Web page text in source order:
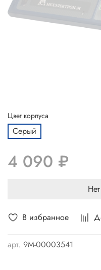
В избранное
арт. 9М-00003541
Цвет корпуса
Серый
4 090 ₽